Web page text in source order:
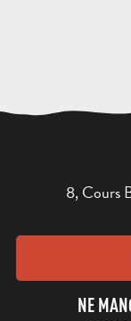
8, Cours
NE